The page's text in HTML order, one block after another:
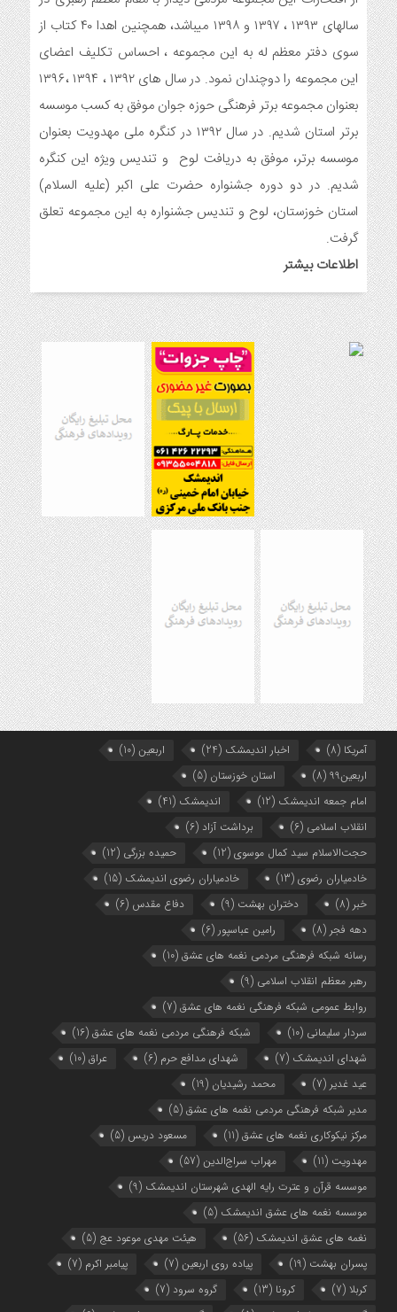
6 ماه قبل
تشریح برنامه های دهه مهدویت شبکه فرهنگی مردمی نغمه های
عشق اندیمشک
7 ماه قبل
توزیع بسته جشن تکلیف به دختران سادات ایتام اندیمشک در شب
ولادت امام علی(ع)
ایجاد ۱۱۰ شعبه نغمه های عشق در ۱۱۰ منطقه شهر و روستای
اندیمشک
8 ماه قبل
مراسم رونمایی از طرح ستاره های اندیمشک و طرح خانه های نور،
اندیمشک
8 ماه قبل
خداحافظی سراج الدین با شبکه فرهنگی مردمی نغمه های عشق
8 ماه قبل
هفتمین همایش بانوان فعال در عرصه‌ هیئت کشور
9 ماه قبل
برگزاری رویداد ملی جامعه پرداز
سالهای ۱۳۹۳ ، ۱۳۹۷ و ۱۳۹۸ میباشد، همچنین اهدا ۴۰ کتاب از
سوی دفتر معظم له به این مجموعه ، احساس تکلیف اعضای
این مجموعه را دوچندان نمود. در سال های ۱۳۹۲ ، ۱۳۹۴ ،۱۳۹۶
بعنوان مجموعه برتر فرهنگی حوزه جوان موفق به کسب موسسه
برتر استان شدیم. در سال ۱۳۹۲ در کنگره ملی مهدویت بعنوان
موسسه برتر، موفق به دریافت لوح و تندیس ویژه این کنگره
شدیم. در دو دوره جشنواره حضرت علی اکبر (علیه السلام)
استان خوزستان، لوح و تندیس جشنواره به این مجموعه تعلق
گرفت.
اطلاعات بیشتر
آمریکا (8) اخبار اندیمشک (24) اربعین (10)
اربعین99
(8) استان خوزستان (5)
امام جمعه اندیمشک (12) اندیمشک (41)
انقلاب اسلامی (6) برداشت آزاد (6)
حجت‌الاسلام سید کمال موسوی (12) حمیده بزرگی (12)
خادمیاران رضوی (13) خادمیاران رضوی اندیمشک (15)
خبر (8) دختران بهشت (9) دفاع مقدس (6)
دهه فجر (8) رامین عباسپور (6)
رسانه شبکه فرهنگی مردمی نغمه های عشق (10)
رهبر معظم انقلاب اسلامی (9)
روابط عمومی شبکه فرهنگی نغمه های عشق (7)
سردار سلیمانی (10) شبکه فرهنگی مردمی نغمه های عشق (16)
شهدای اندیمشک (7) شهدای مدافع حرم (6) عراق (10)
عید غدیر (7) محمد رشیدیان (19)
مدیر شبکه فرهنگی مردمی نغمه های عشق (5)
مرکز نیکوکاری نغمه های عشق (11) مسعود دریس (5)
مهدویت (11) مهراب سراج‌الدین (57)
موسسه قرآن و عترت رایه الهدی شهرستان اندیمشک (9)
موسسه نغمه های عشق اندیمشک (5)
نغمه های عشق اندیمشک (56) هیئت مهدی موعود عج (5)
پسران بهشت (19) پیاده روی اربعین (7) پیامبر اکرم (7)
کربلا (7) کرونا (13) گروه سرود (7)